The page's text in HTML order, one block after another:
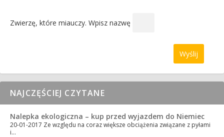
Zwierzę, które miauczy. Wpisz nazwę
NAJCZĘŚCIEJ CZYTANE
Nalepka ekologiczna – kup przed wyjazdem do Niemiec
20-01-2017 Ze względu na coraz większe obciążenia związane z pyłami
i…